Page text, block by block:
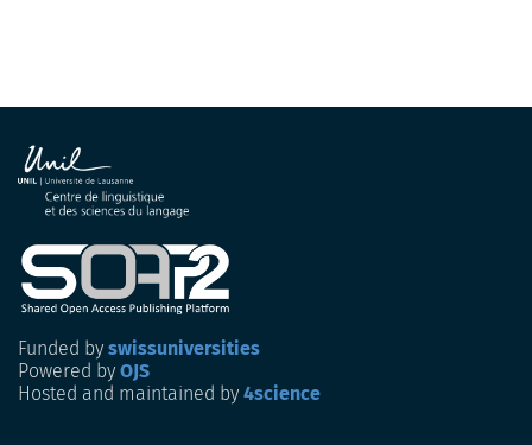
Funded by swissuniversities
Powered by OJS
Hosted and maintained by 4science